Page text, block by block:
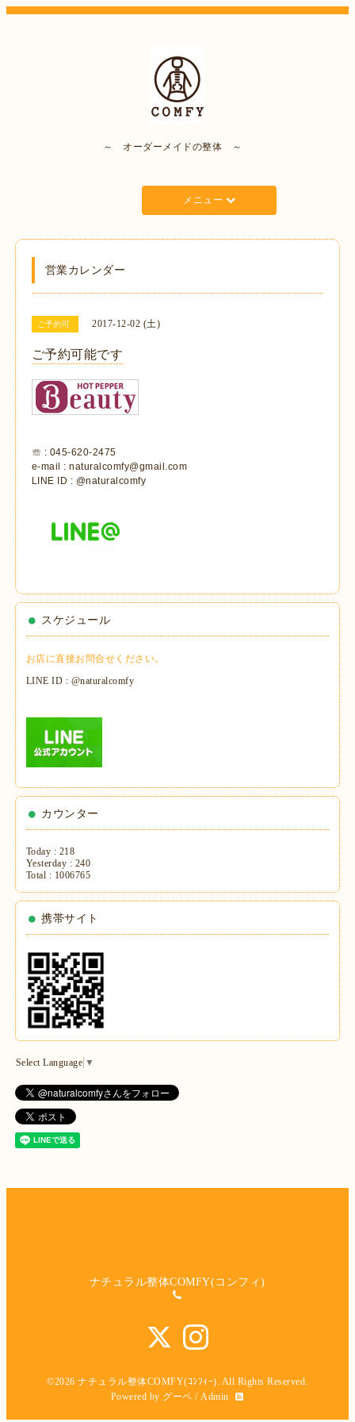
～ オーダーメイドの整体 ～
メニュー
営業カレンダー
ご予約可 2017-12-02 (土)
ご予約可能です
☏ : 045-620-2475
e-mail : naturalcomfy@gmail.com
LINE ID : @naturalcomfy
スケジュール
お店に直接お問合せください。
LINE ID : @naturalcomfy
カウンター
Today : 218
Yesterday : 240
Total : 1006765
携帯サイト
Select Language ▼
ナチュラル整体COMFY(コンフィ)
©2026ナチュラル整体COMFY(ｺﾝﾌｨｰ) . All Rights Reserved.
Powered by グーペ / Admin